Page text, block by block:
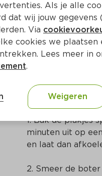
Amerikaans
1. Bak de plakjes
minuten uit op
en laat dan
2. Smeer de
Als je alle
dat wij jouw gegevens
Via
cookies we plaatsen
Lees meer in
.
Weigeren